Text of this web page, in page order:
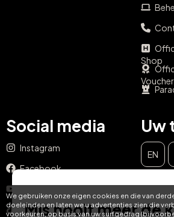
We gebruiken onze eigen cookies en die van
doeleinden en laten we u advertenties zien die
voorkeuren, op basis van uw surfgedrag
Shop
Social media
Instagram
Facebook
TikTok
Uw
EN
DE
Mis nooit meer de